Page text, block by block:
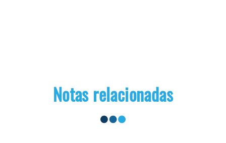
Notas relacionadas